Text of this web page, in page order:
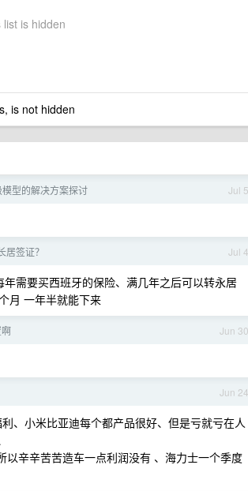
is hidden
is not hidden
Jul 5
型的解决方案探讨
Jul 4
居签证？
需要买西班牙的保险、满几年之后可以转永居
月 一年半就能下来
Jun 30
Jun 24
、小米比亚迪每个都产品很好、但是亏就亏在人
辛辛苦苦造车一点利润没有 、海力士一个季度